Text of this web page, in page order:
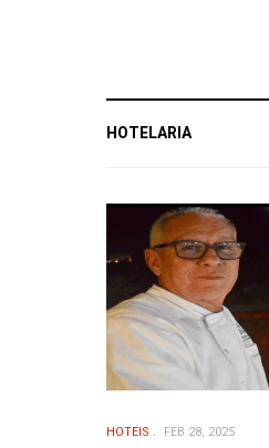
HOTELARIA
HOTEIS FEB 28, 2025